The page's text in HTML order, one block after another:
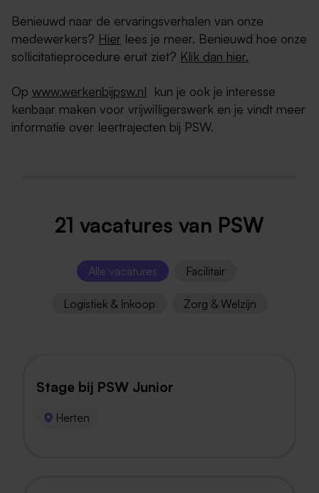
Benieuwd naar de ervaringsverhalen van onze
medewerkers? Hier lees je meer. Benieuwd hoe onze
sollicitatieprocedure eruit ziet? Klik dan hier.
Op www.werkenbijpsw.nl kun je ook je interesse
kenbaar maken voor vrijwilligerswerk en je vindt meer
informatie over leertrajecten bij PSW.
21 vacatures van PSW
Alle vacatures Facilitair
Logistiek & Inkoop Zorg & Welzijn
Stage bij PSW Junior
Herten